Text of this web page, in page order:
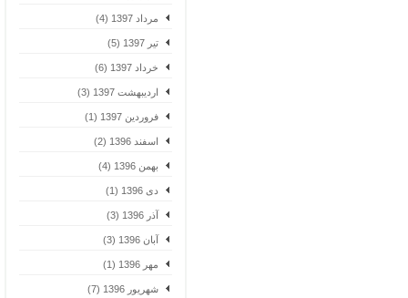
مرداد 1397 (4)
تیر 1397 (5)
خرداد 1397 (6)
اردیبهشت 1397 (3)
فروردین 1397 (1)
اسفند 1396 (2)
بهمن 1396 (4)
دی 1396 (1)
آذر 1396 (3)
آبان 1396 (3)
مهر 1396 (1)
شهریور 1396 (7)